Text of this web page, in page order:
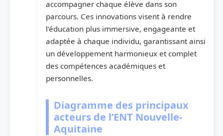
accompagner chaque élève dans son
parcours. Ces innovations visent à rendre
l’éducation plus immersive, engageante et
adaptée à chaque individu, garantissant ainsi
un développement harmonieux et complet
des compétences académiques et
personnelles.
Diagramme des principaux
acteurs de l’ENT Nouvelle-
Aquitaine